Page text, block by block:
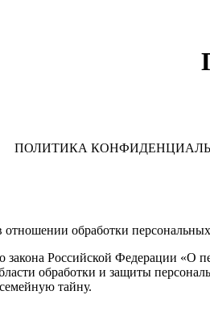
ПОЛИТИКА
обработки
закона Российской Федерации
обработки и защиты
тайну.